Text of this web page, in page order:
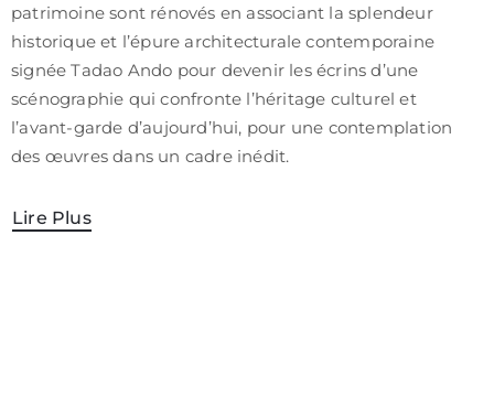
patrimoine sont rénovés en associant la splendeur
historique et l’épure architecturale contemporaine
signée Tadao Ando pour devenir les écrins d’une
scénographie qui confronte l’héritage culturel et
l’avant-garde d’aujourd’hui, pour une contemplation
des œuvres dans un cadre inédit.
Lire Plus